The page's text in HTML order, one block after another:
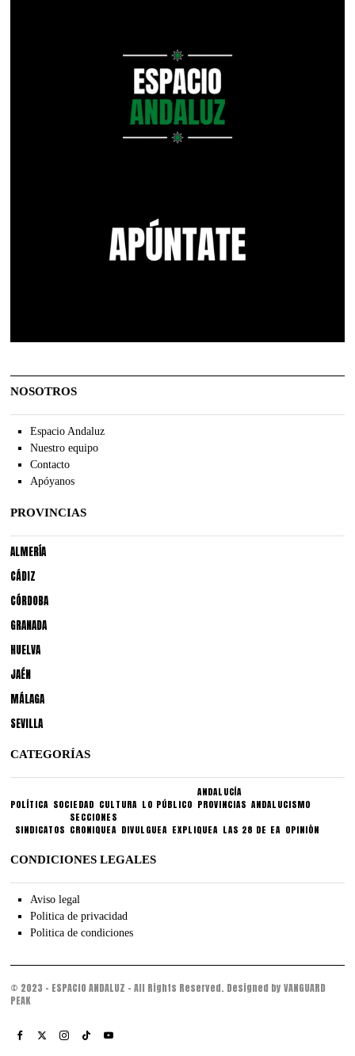
NOSOTROS
Espacio Andaluz
Nuestro equipo
Contacto
Apóyanos
PROVINCIAS
ALMERÍA
CÁDIZ
CÓRDOBA
GRANADA
HUELVA
JAÉN
MÁLAGA
SEVILLA
CATEGORÍAS
POLÍTICA SOCIEDAD CULTURA LO PÚBLICO
ANDALUCÍA
PROVINCIAS ANDALUCISMO
SINDICATOS
SECCIONES
CRONIQUEA DIVULGUEA EXPLIQUEA LAS 28 DE EA OPINIÓN
CONDICIONES LEGALES
Aviso legal
Politica de privacidad
Politica de condiciones
© 2023 - ESPACIO ANDALUZ - All Rights Reserved. Designed by VANGUARD
PEAK